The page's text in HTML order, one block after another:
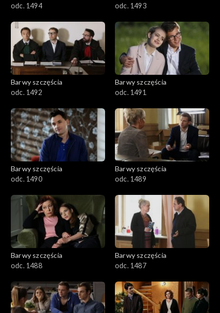
1801–1900
1701–1800
1601–1700
1501–1600
1401–1500
1301–1400
1101–1200
1001–1100
901–1000
801–900
782–800
odc. 1494
odc. 1493
Barwy szczęścia
odc. 1492
Barwy szczęścia
odc. 1491
Barwy szczęścia
odc. 1490
Barwy szczęścia
odc. 1489
Barwy szczęścia
odc. 1488
Barwy szczęścia
odc. 1487